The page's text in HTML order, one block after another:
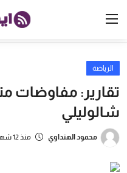
الرئيسية
مصر
الخليج
الرياضة
تقارير: مفاوضات
شالوليلي
محمود الهنداوي منذ 12 شهور